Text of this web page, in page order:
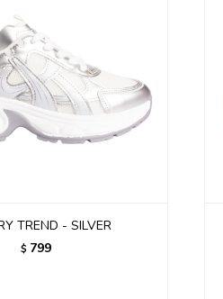
TREND - SILVER
$ 799